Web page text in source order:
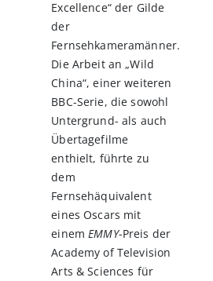
Excellence“ der Gilde
der
Fernsehkameramänner.
Die Arbeit an „Wild
China“, einer weiteren
BBC-Serie, die sowohl
Untergrund- als auch
Übertagefilme
enthielt, führte zu
dem
Fernsehäquivalent
eines Oscars mit
einem EMMY-Preis der
Academy of Television
Arts & Sciences für